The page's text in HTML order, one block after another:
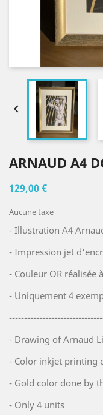

ARNAUD A4
129,00 €
Aucune taxe
- Illustration A4
- Impression jet
- Couleur OR réalisée
- Uniquement 4
- Drawing of Arnaud
- Color inkjet printing
- Gold color done by
- Only 4 units